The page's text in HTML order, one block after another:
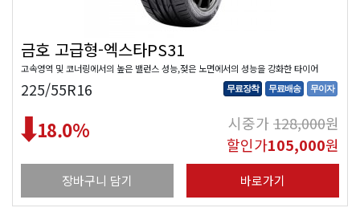
금호 고급형-엑스타PS31
고속영역 및 코너링에서의 높은 밸런스 성능,젖은 노면에서의 성능을 강화한 타이어
225/55R16 무료장착 무료배송 무이자
18.0% 시중가128,000원
할인가105,000원
장바구니 담기 바로가기